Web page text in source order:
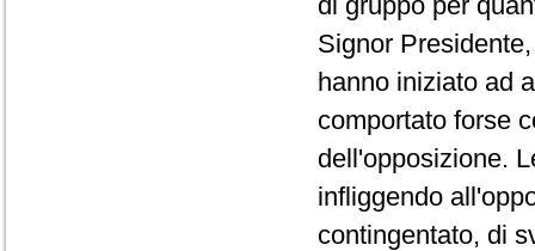
Signor
hanno iniziato ad
comportato forse
dell'opposizione.
infliggendo
contingentato, di